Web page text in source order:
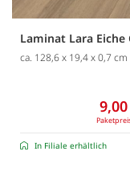
Laminat Lara Eiche
ca. 128,6 x 19,4 x 0,7 cm
In Filiale erhältlich